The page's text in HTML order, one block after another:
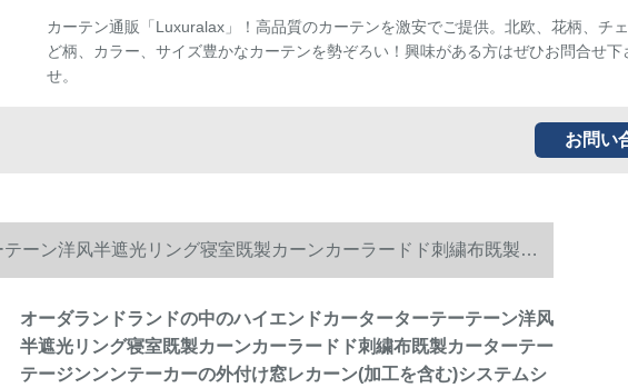
カーテン通販「Luxuralax」！高品質のカーテンを激安でご提供。北欧、花柄、チ
ど柄、カラー、サイズ豊かなカーテンを勢ぞろい！興味がある方はぜひお問合せ下
せ。
お問い
ーン洋风半遮光リング寝室既製カーンカーラードド刺繍布既製カ
含む)システムシステムシステム（何メ-トルが必要ですか？数メ-
オーダランドランドの中のハイエンドカーターターテーテーン洋风
半遮光リング寝室既製カーンカーラードド刺繍布既製カーターテー
テージンンンテーカーの外付け窓レカーン(加工を含む)システムシ